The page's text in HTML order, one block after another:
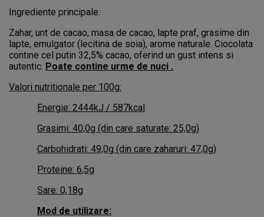
Ingrediente principale:
Zahar, unt de cacao, masa de cacao, lapte praf, grasime din
lapte, emulgator (lecitina de soia), arome naturale. Ciocolata
contine cel putin 32,5% cacao, oferind un gust intens si
autentic. Poate contine urme de nuci .
Valori nutritionale per 100g:
Energie: 2444kJ / 587kcal
Grasimi: 40,0g (din care saturate: 25,0g)
Carbohidrati: 49,0g (din care zaharuri: 47,0g)
Proteine: 6,5g
Sare: 0,18g
Mod de utilizare: